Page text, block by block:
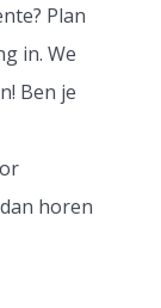
Plan
in. We
Ben je
horen